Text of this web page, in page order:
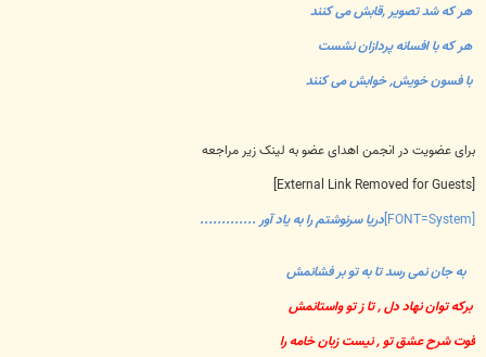
هر که شد تصویر ,قابش می کنند
هر که با افسانه پردازان نشست
با فسون خویش, خوابش می کنند
برای عضویت در انجمن اهدای عضو به لینک زیر مراجعه
دریا سرنوشتم را به یاد آور .............
به جان نمی رسد تا به تو بر فشانمش
برکه توان نهاد دل , تا ز تو واستانمش
قوت شرح عشق تو , نیست زبان خامه را